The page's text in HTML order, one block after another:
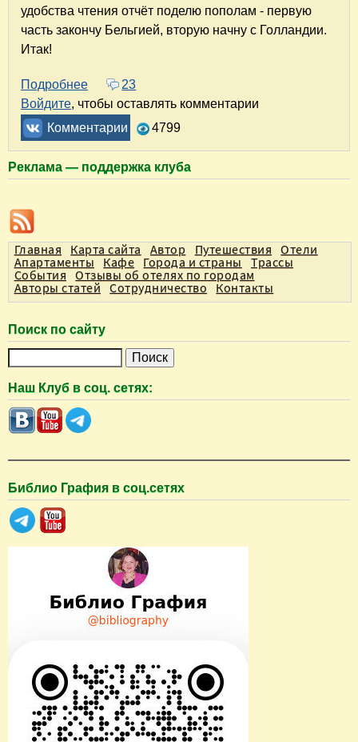
удобства чтения отчёт поделю пополам - первую
часть закончу Бельгией, вторую начну с Голландии.
Итак!
Подробнее о Путешествие в Европу на машине. 3
23
Войдите, чтобы оставлять комментарии
Комментарии
4799
Реклама — поддержка клуба
Главная Карта сайта Автор Путешествия
Отели
Апартаменты
Кафе Города и страны
Трассы
События
Отзывы об отелях по городам
Авторы статей
Сотрудничество Контакты
Поиск по сайту
и
с
к
Наш Клуб в соц. сетях:
Библио Графия в соц.сетях